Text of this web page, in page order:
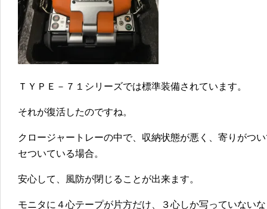
ＴＹＰＥ－７１シリーズでは標準装備されています。
それが復活したのですね。
クロージャートレーの中で、収納状態が悪く、寄りがつ
セついている場合。
安心して、風防が閉じることが出来ます。
モニタに４心テープが片方だけ、３心しか写っていない